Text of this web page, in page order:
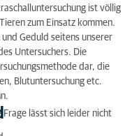
ist völlig
zum Einsatz kommen.
Geduld seitens unserer
Untersuchers. Die
dar, die
Blutuntersuchung etc.
lässt sich leider nicht